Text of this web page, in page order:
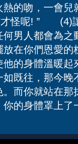
的吻，一會兒
”才怪呢! ” (4)
男人都會為
放在你們恩愛
他的身體溫
如既往，那今
而你就站在
你的身體罩上